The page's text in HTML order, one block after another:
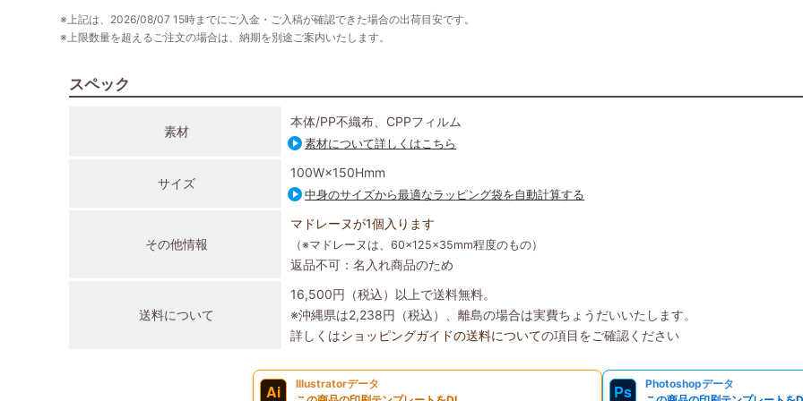
※上記は、2026/08/07 15時までにご入金・ご入稿が確認できた場合の出荷目安です。
※上限数量を超えるご注文の場合は、納期を別途ご案内いたします。
スペック
素材
本体/PP不織布、CPPフィルム
素材について詳しくはこちら
サイズ
100W×150Hmm
中身のサイズから最適なラッピング袋を自動計算する
その他情報
マドレーヌが1個入ります
（※マドレーヌは、60×125×35mm程度のもの）
返品不可：名入れ商品のため
送料について
16,500円（税込）以上で送料無料。
※沖縄県は2,238円（税込）、離島の場合は実費ちょうだいいたします。
詳しくはショッピングガイドの送料についての項目をご確認ください
Ai
Illustratorデータ
Ps
Photoshopデータ